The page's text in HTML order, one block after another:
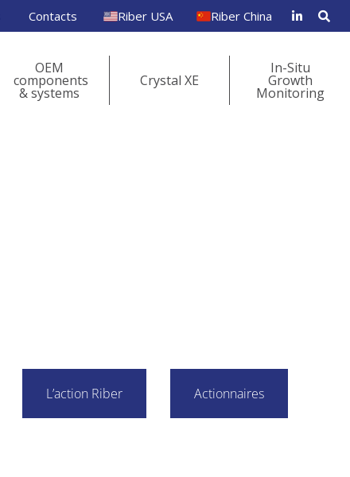
Contacts Riber USA Riber China
OEM
components
& systems
Crystal XE
In-Situ
Growth
Monitoring
L’action Riber Actionnaires